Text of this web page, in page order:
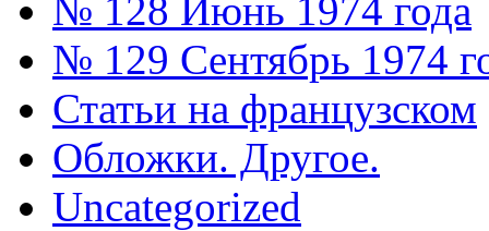
№ 128 Июнь 1974 года
№ 129 Сентябрь 1974
Статьи на французском
Обложки. Другое.
Uncategorized